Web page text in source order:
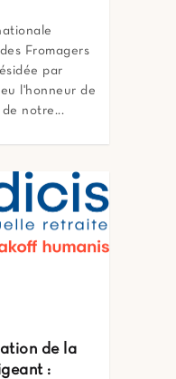
Fromagers
par
l'honneur de
notre...
de la
: